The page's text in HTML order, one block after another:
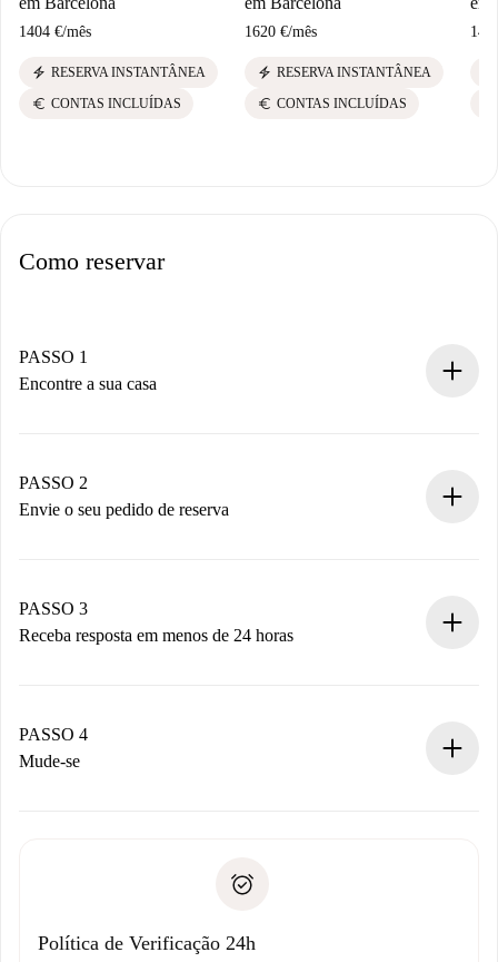
1404 €/mês
electric_bolt RESERVA INSTANTÂNEA
euro CONTAS INCLUÍDAS
1620 €/mês
electric_bolt RESERVA INSTANTÂNEA
euro CONTAS INCLUÍDAS
Como reservar
PASSO 1
Encontre a sua casa
Você tem todas as informações necessárias
antecipadamente.
PASSO 2
Envie o seu pedido de reserva
Não cobramos nada até que o proprietário confirme.
PASSO 3
Receba resposta em menos de 24 horas
proprietário.
Se recusada: não cobraremos nada e ofereceremos
Débito direto bancário
PASSO 4
Mude-se
não comunicar nenhum problema.
Política de Verificação 24h